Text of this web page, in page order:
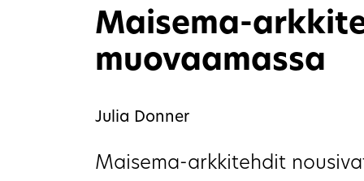
Maisema-
muovaamassa
Julia Donner
Maisema-arkkitehdit